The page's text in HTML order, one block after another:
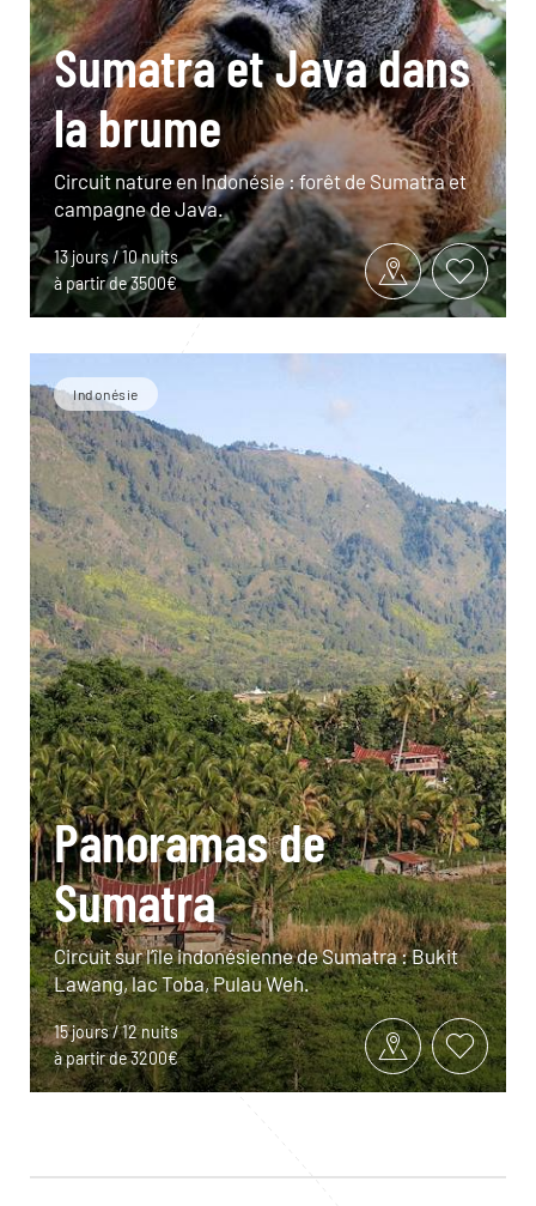
Sumatra et Java dans
la brume
Circuit nature en Indonésie : forêt de Sumatra et
campagne de Java.
13 jours / 10 nuits
à partir de 3500€
Indonésie
Panoramas de
Sumatra
Circuit sur l’île indonésienne de Sumatra : Bukit
Lawang, lac Toba, Pulau Weh.
15 jours / 12 nuits
à partir de 3200€